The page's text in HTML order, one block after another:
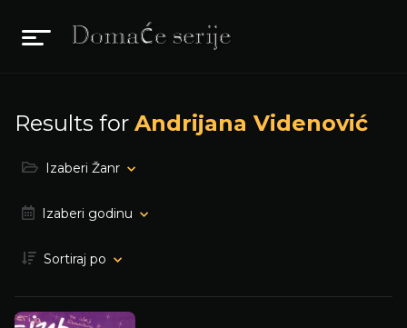
Results for Andrijana Videnović
Izaberi Žanr
Izaberi godinu
Sortiraj po